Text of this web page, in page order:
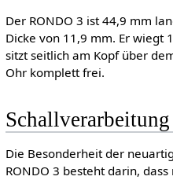
Der RONDO 3 ist 44,9 mm
Dicke von 11,9 mm. Er wiegt
sitzt seitlich am Kopf über
Ohr komplett frei.
Schallverarbeitung
Die Besonderheit der
RONDO 3 besteht darin,